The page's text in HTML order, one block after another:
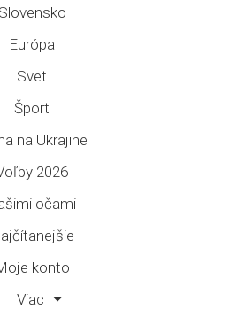
Slovensko
Európa
Svet
Šport
na Ukrajine
2026
očami
konto
Viac